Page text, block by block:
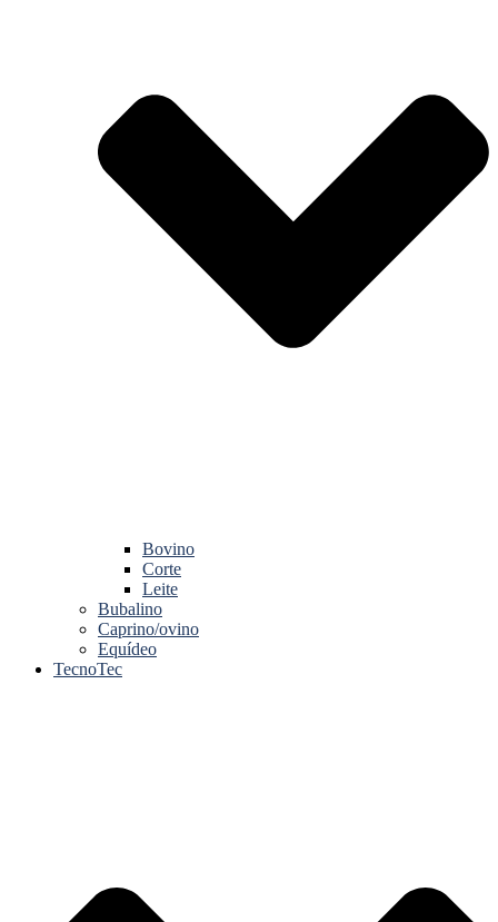
Bovino
Corte
Leite
Bubalino
Caprino/ovino
Equídeo
TecnoTec